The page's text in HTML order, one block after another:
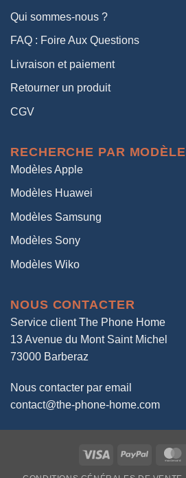
Qui sommes-nous ?
FAQ : Foire Aux Questions
Livraison et paiement
Retourner un produit
CGV
RECHERCHE PAR MODÈLE
Modèles Apple
Modèles Huawei
Modèles Samsung
Modèles Sony
Modèles Wiko
NOUS CONTACTER
Service client The Phone Home
13 Avenue du Mont Saint Michel
73000 Barberaz
Nous contacter par email
contact@the-phone-home.com
Visa PayPal